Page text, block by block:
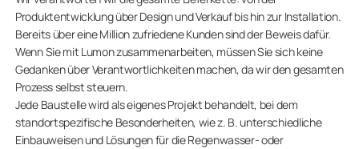
Produktentwicklung über Design und Verkauf bis hin zur Installation.
Bereits über eine Million zufriedene Kunden sind der Beweis dafür.
Wenn Sie mit Lumon zusammenarbeiten, müssen Sie sich keine
Gedanken über Verantwortlichkeiten machen, da wir den gesamten
Prozess selbst steuern.
Jede Baustelle wird als eigenes Projekt behandelt, bei dem
standortspezifische Besonderheiten, wie z. B. unterschiedliche
Einbauweisen und Lösungen für die Regenwasser- oder